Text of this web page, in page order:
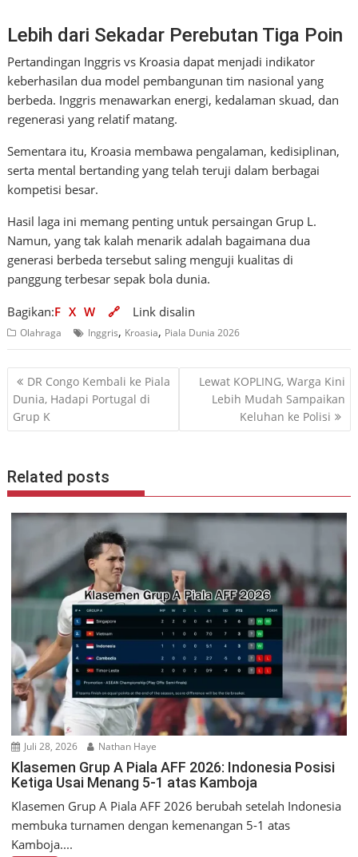
Lebih dari Sekadar Perebutan Tiga Poin
Pertandingan Inggris vs Kroasia dapat menjadi indikator
keberhasilan dua model pembangunan tim nasional yang
berbeda. Inggris menawarkan energi, kedalaman skuad, dan
regenerasi yang relatif matang.
Sementara itu, Kroasia membawa pengalaman, kedisiplinan,
serta mental bertanding yang telah teruji dalam berbagai
kompetisi besar.
Hasil laga ini memang penting untuk persaingan Grup L.
Namun, yang tak kalah menarik adalah bagaimana dua
generasi berbeda tersebut saling menguji kualitas di
panggung terbesar sepak bola dunia.
Bagikan:F X W 🔗 Link disalin
Olahraga Inggris, Kroasia, Piala Dunia 2026
Navigasi
pos
DR Congo Kembali ke Piala
Dunia, Hadapi Portugal di
Grup K
Lewat KOPLING, Warga Kini
Lebih Mudah Sampaikan
Keluhan ke Polisi
Related posts
Juli 28, 2026 Nathan Haye
Klasemen Grup A Piala AFF 2026: Indonesia Posisi
Ketiga Usai Menang 5-1 atas Kamboja
Klasemen Grup A Piala AFF 2026 berubah setelah Indonesia
membuka turnamen dengan kemenangan 5-1 atas
Kamboja....